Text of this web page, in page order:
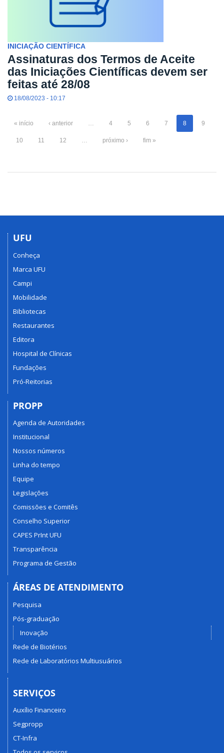
INICIAÇÃO CIENTÍFICA
Assinaturas dos Termos de Aceite
das Iniciações Científicas devem ser
feitas até 28/08
18/08/2023 - 10:17
« início ‹ anterior … 4 5 6 7 8 9
10 11 12 … próximo › fim »
UFU
Conheça
Marca UFU
Campi
Mobilidade
Bibliotecas
Restaurantes
Editora
Hospital de Clínicas
Fundações
Pró-Reitorias
PROPP
Agenda de Autoridades
Institucional
Nossos números
Linha do tempo
Equipe
Legislações
Comissões e Comitês
Conselho Superior
CAPES PrInt UFU
Transparência
Programa de Gestão
ÁREAS DE ATENDIMENTO
Pesquisa
Pós-graduação
Inovação
Rede de Biotérios
Rede de Laboratórios Multiusuários
SERVIÇOS
Auxílio Financeiro
Segpropp
CT-Infra